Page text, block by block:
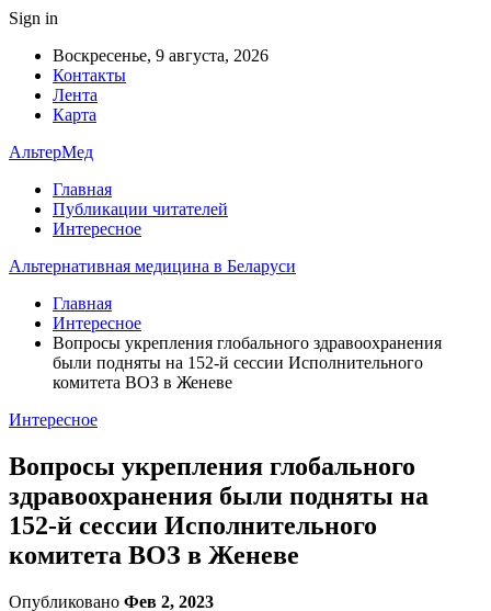
Sign in
Воскресенье, 9 августа, 2026
Контакты
Лента
Карта
АльтерМед
Главная
Публикации читателей
Интересное
Альтернативная медицина в Беларуси
Главная
Интересное
Вопросы укрепления глобального здравоохранения
были подняты на 152-й сессии Исполнительного
комитета ВОЗ в Женеве
Интересное
Вопросы укрепления глобального
здравоохранения были подняты на
152-й сессии Исполнительного
комитета ВОЗ в Женеве
Опубликовано Фев 2, 2023